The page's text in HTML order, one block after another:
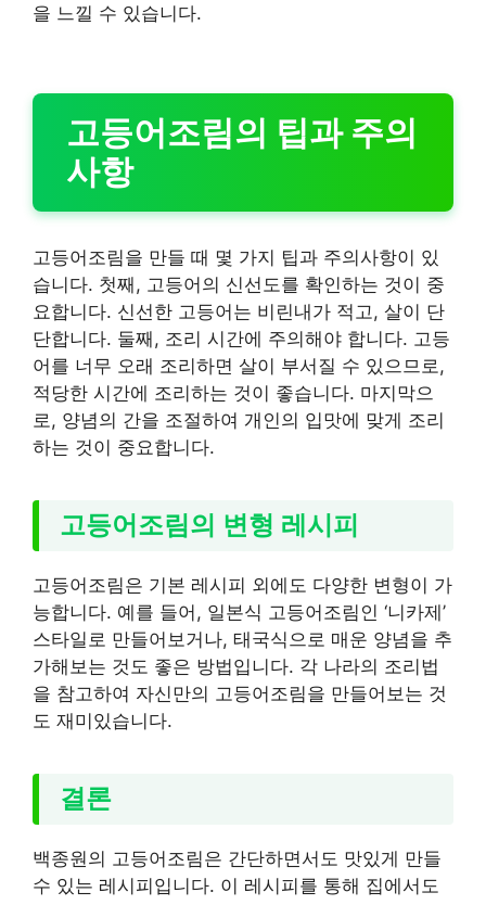
을 느낄 수 있습니다.
고등어조림의 팁과 주의
사항
고등어조림을 만들 때 몇 가지 팁과 주의사항이 있
습니다. 첫째, 고등어의 신선도를 확인하는 것이 중
요합니다. 신선한 고등어는 비린내가 적고, 살이 단
단합니다. 둘째, 조리 시간에 주의해야 합니다. 고등
어를 너무 오래 조리하면 살이 부서질 수 있으므로,
적당한 시간에 조리하는 것이 좋습니다. 마지막으
로, 양념의 간을 조절하여 개인의 입맛에 맞게 조리
하는 것이 중요합니다.
고등어조림의 변형 레시피
고등어조림은 기본 레시피 외에도 다양한 변형이 가
능합니다. 예를 들어, 일본식 고등어조림인 ‘니카제’
스타일로 만들어보거나, 태국식으로 매운 양념을 추
가해보는 것도 좋은 방법입니다. 각 나라의 조리법
을 참고하여 자신만의 고등어조림을 만들어보는 것
도 재미있습니다.
결론
백종원의 고등어조림은 간단하면서도 맛있게 만들
수 있는 레시피입니다. 이 레시피를 통해 집에서도